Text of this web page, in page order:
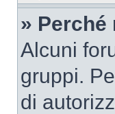
» Perché
Alcuni
gruppi.
di